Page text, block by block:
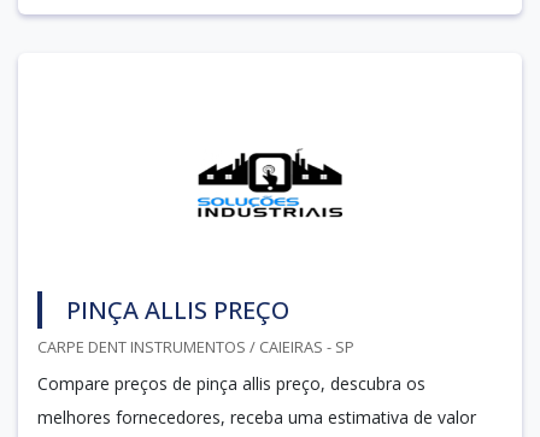
PINÇA ALLIS PREÇO
CARPE DENT INSTRUMENTOS / CAIEIRAS - SP
Compare preços de pinça allis preço, descubra os
melhores fornecedores, receba uma estimativa de valor